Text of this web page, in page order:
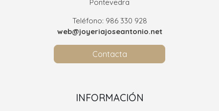
Pontevedra
Teléfono: 986 330 928
web@joyeriajoseantonio.net
Contacta
INFORMACIÓN